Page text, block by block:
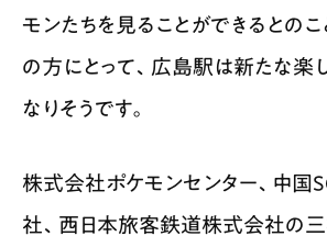
モンたちを見ることができるとのこ
の方にとって、広島駅は新たな楽
なりそうです。
株式会社ポケモンセンター、中国
社、西日本旅客鉄道株式会社の三